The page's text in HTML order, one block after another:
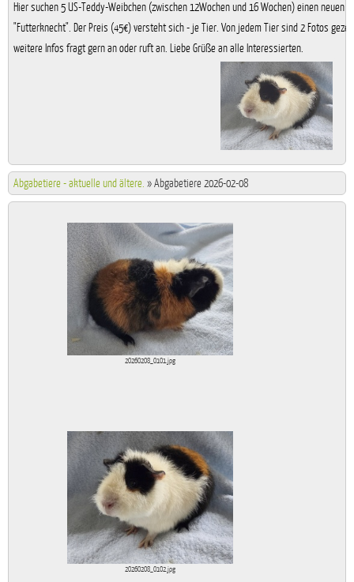
Hier suchen 5 US-Teddy-Weibchen (zwischen 12Wochen und 16 Wochen) einen neuen
"Futterknecht". Der Preis (45€) versteht sich - je Tier. Von jedem Tier sind 2 Fotos
weitere Infos fragt gern an oder ruft an. Liebe Grüße an alle Interessierten.
Abgabetiere - aktuelle und ältere. »Abgabetiere 2026-02-08
20260208_0101.jpg
20260208_0102.jpg